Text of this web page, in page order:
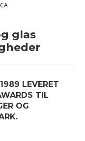
glas
LEVERET
TIL
OG